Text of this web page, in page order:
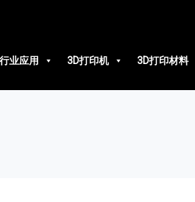
行业应用
3D打印机 3D打印材料